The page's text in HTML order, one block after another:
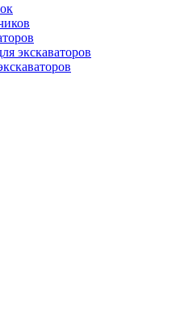
экскаваторов